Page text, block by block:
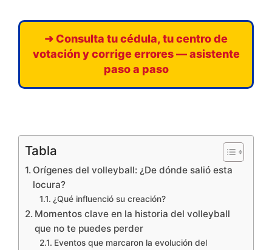
➜ Consulta tu cédula, tu centro de
votación y corrige errores — asistente
paso a paso
Tabla
Orígenes del volleyball: ¿De dónde salió esta
locura?
¿Qué influenció su creación?
Momentos clave en la historia del volleyball
que no te puedes perder
Eventos que marcaron la evolución del